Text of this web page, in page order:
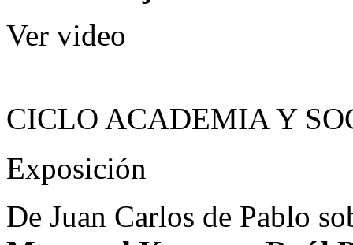
Ver video
CICLO ACADEMIA Y
Exposición
De Juan Carlos de Pablo